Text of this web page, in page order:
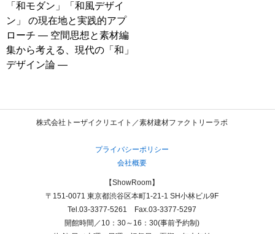
「和モダン」「和風デザイ
ン」 の現在地と実践的アプ
ローチ ― 空間思想と素材編
集から考える、現代の「和」
デザイン論 ―
株式会社トーザイクリエイト／素材建材ファクトリーラボ
プライバシーポリシー
会社概要
【ShowRoom】
〒151-0071 東京都渋谷区本町1-21-1 SH小林ビル9F
Tel.03-3377-5261 Fax.03-3377-5297
開館時間／10：30～16：30(事前予約制)